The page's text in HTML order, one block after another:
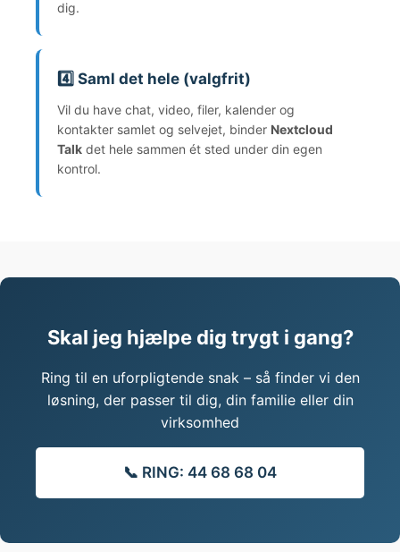
dig.
4️⃣ Saml det hele (valgfrit)
Vil du have chat, video, filer, kalender og
kontakter samlet og selvejet, binder Nextcloud
Talk det hele sammen ét sted under din egen
kontrol.
Skal jeg hjælpe dig trygt i gang?
Ring til en uforpligtende snak – så finder vi den
løsning, der passer til dig, din familie eller din
virksomhed
📞 RING: 44 68 68 04